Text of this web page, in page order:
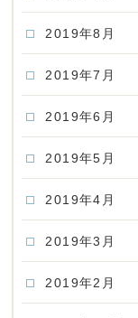
2019年8月
2019年7月
2019年6月
2019年5月
2019年4月
2019年3月
2019年2月